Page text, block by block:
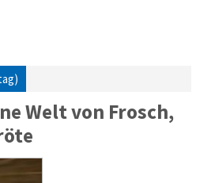
Welt von Frosch,